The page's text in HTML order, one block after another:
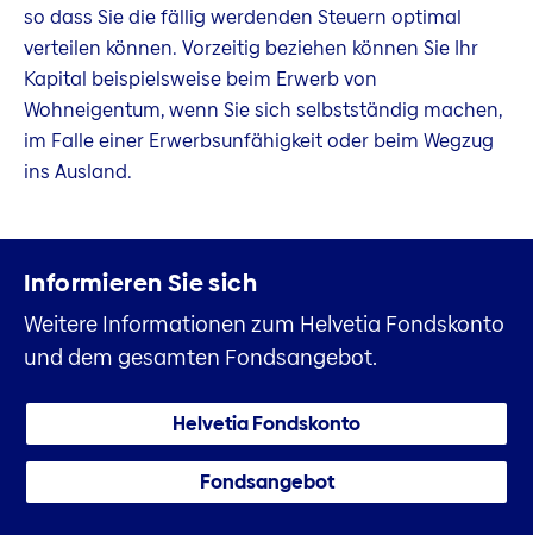
so dass Sie die fällig werdenden Steuern optimal
verteilen können. Vorzeitig beziehen können Sie Ihr
Kapital beispielsweise beim Erwerb von
Wohneigentum, wenn Sie sich selbstständig machen,
im Falle einer Erwerbsunfähigkeit oder beim Wegzug
ins Ausland.
Informieren Sie sich
Weitere Informationen zum Helvetia Fondskonto
und dem gesamten Fondsangebot.
Helvetia Fondskonto
Fondsangebot